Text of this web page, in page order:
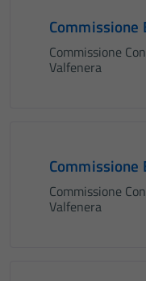
Commissione
Commissione
Valfenera
Commissione
Valfenera